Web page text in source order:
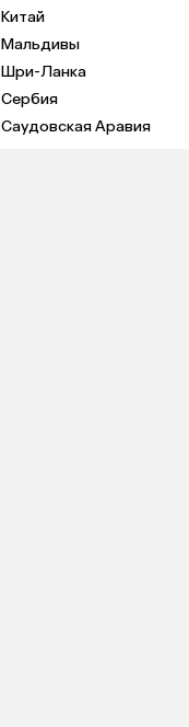
Китай
Мальдивы
Шри-Ланка
Сербия
Саудовская Аравия